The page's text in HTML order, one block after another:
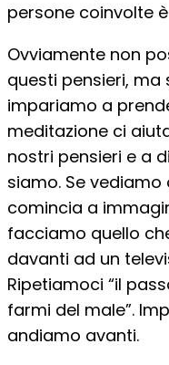
persone coinvolte
Ovviamente non
questi pensieri, ma
impariamo a
meditazione ci
nostri pensieri e a
siamo. Se
comincia a
facciamo quello
davanti ad un
Ripetiamoci “il
farmi del male”.
andiamo avanti.